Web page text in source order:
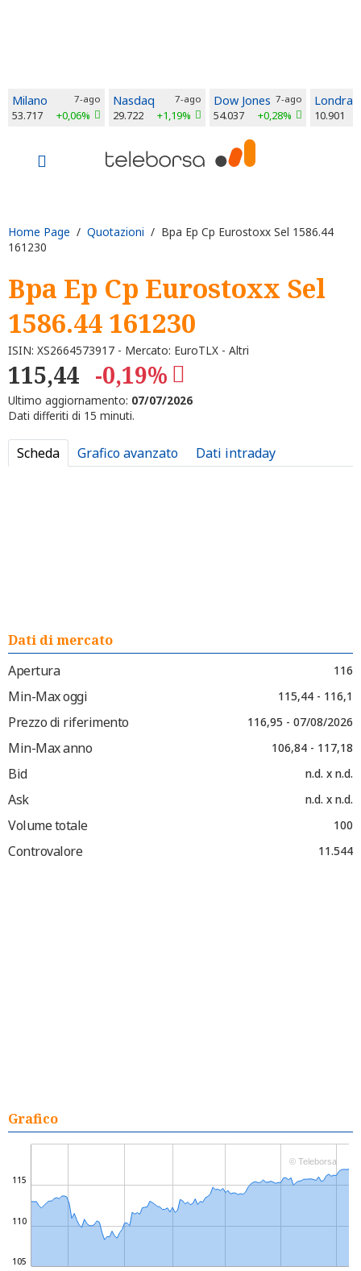
Milano 7-ago
53.717 +0,06%
Nasdaq 7-ago
29.722 +1,19%
Dow Jones 7-ago
54.037 +0,28%
Londra
10.901
Home Page / Quotazioni / Bpa Ep Cp Eurostoxx Sel 1586.44
161230
Bpa Ep Cp Eurostoxx Sel
1586.44 161230
ISIN: XS2664573917 - Mercato: EuroTLX - Altri
115,44 -0,19%
Ultimo aggiornamento: 07/07/2026
Dati differiti di 15 minuti.
Scheda Grafico avanzato Dati intraday
Dati di mercato
Apertura
116
Min-Max oggi 115,44 - 116,1
Prezzo di riferimento 116,95 - 07/08/2026
Min-Max anno 106,84 - 117,18
Bid n.d. x n.d.
Ask n.d. x n.d.
Volume totale 100
Controvalore 11.544
Grafico
105
110
115
© Teleborsa